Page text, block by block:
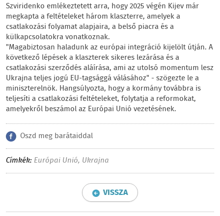
Szviridenko emlékeztetett arra, hogy 2025 végén Kijev már
megkapta a feltételeket három klaszterre, amelyek a
csatlakozási folyamat alapjaira, a belső piacra és a
külkapcsolatokra vonatkoznak.
"Magabiztosan haladunk az európai integráció kijelölt útján. A
következő lépések a klaszterek sikeres lezárása és a
csatlakozási szerződés aláírása, ami az utolsó momentum lesz
Ukrajna teljes jogú EU-tagsággá válásához" - szögezte le a
miniszterelnök. Hangsúlyozta, hogy a kormány továbbra is
teljesíti a csatlakozási feltételeket, folytatja a reformokat,
amelyekről beszámol az Európai Unió vezetésének.
Oszd meg barátaiddal
Címkék: Európai Unió, Ukrajna
VISSZA